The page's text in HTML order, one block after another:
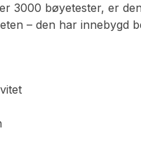
3000 bøyetester, er
– den har innebygd